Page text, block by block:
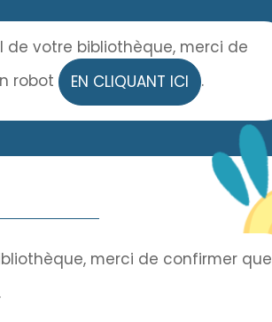
de votre bibliothèque, merci de
robot
EN CLIQUANT ICI .
merci de confirmer que